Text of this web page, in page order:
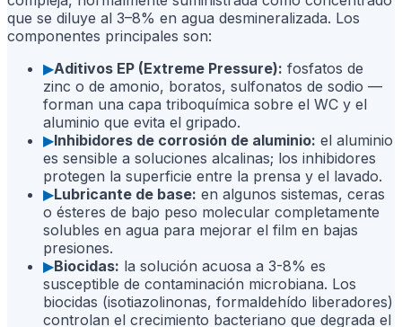
que se diluye al 3–8% en agua desmineralizada. Los
componentes principales son:
▶Aditivos EP (Extreme Pressure): fosfatos de
zinc o de amonio, boratos, sulfonatos de sodio —
forman una capa triboquímica sobre el WC y el
aluminio que evita el gripado.
▶Inhibidores de corrosión de aluminio: el aluminio
es sensible a soluciones alcalinas; los inhibidores
protegen la superficie entre la prensa y el lavado.
▶Lubricante de base: en algunos sistemas, ceras
o ésteres de bajo peso molecular completamente
solubles en agua para mejorar el film en bajas
presiones.
▶Biocidas: la solución acuosa a 3-8% es
susceptible de contaminación microbiana. Los
biocidas (isotiazolinonas, formaldehído liberadores)
controlan el crecimiento bacteriano que degrada el